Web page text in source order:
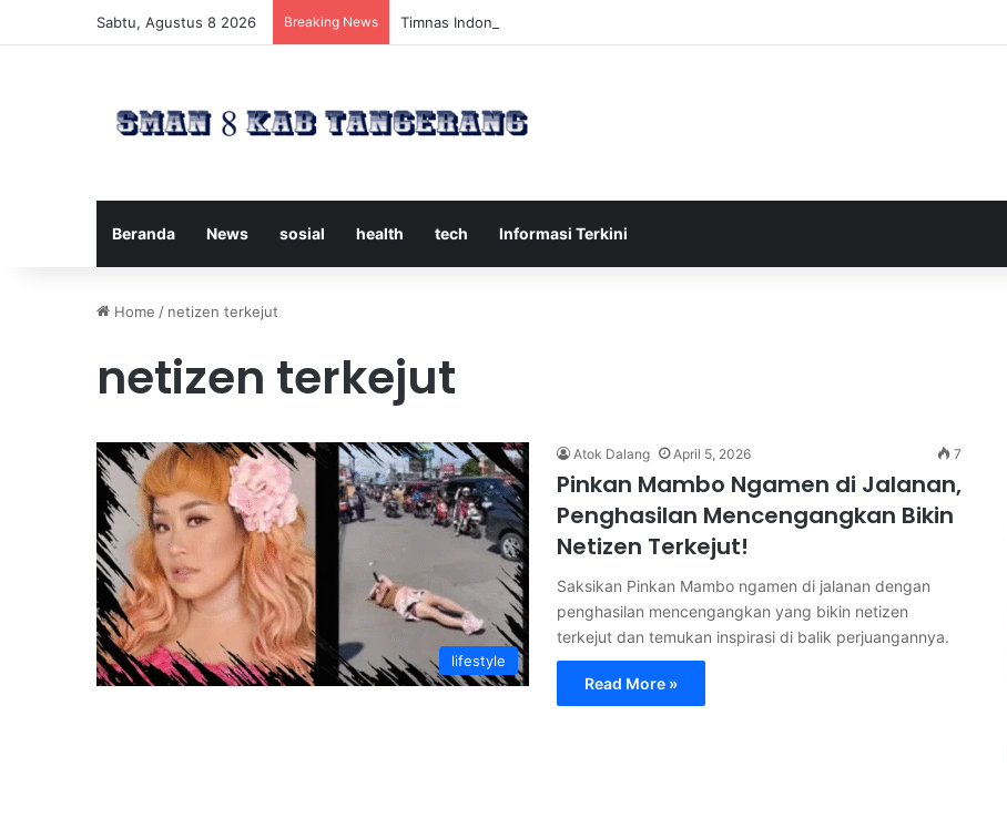
Sabtu, Agustus 8 2026 Breaking News Timnas Indonesia U-17 Tereliminasi, Berikut 4 Tim Lolos ke Semifinal Piala AFF U-17 2026
Beranda News sosial health tech Informasi Terkini
Home / netizen terkejut
netizen terkejut
lifestyle
Atok Dalang April 5, 2026 7
Pinkan Mambo Ngamen di Jalanan,
Penghasilan Mencengangkan Bikin
Netizen Terkejut!
Saksikan Pinkan Mambo ngamen di jalanan dengan
penghasilan mencengangkan yang bikin netizen
terkejut dan temukan inspirasi di balik perjuangannya.
Read More »